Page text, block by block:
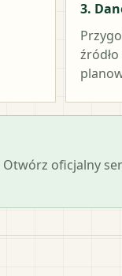
3.
oficjalny